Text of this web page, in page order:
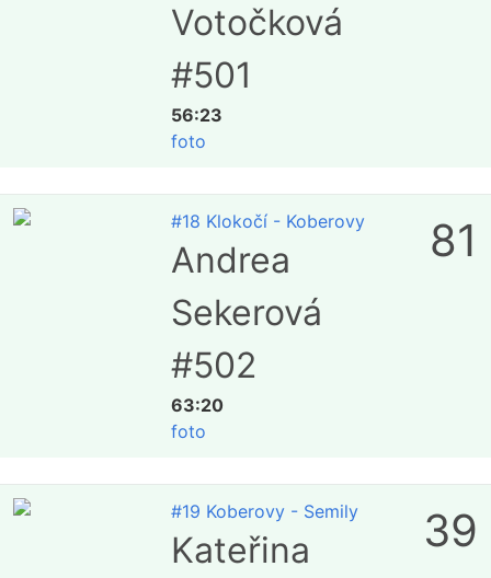
Votočková
#501
56:23
foto
#18 Klokočí - Koberovy
Andrea
Sekerová
#502
63:20
foto
81
#19 Koberovy - Semily
Kateřina
39